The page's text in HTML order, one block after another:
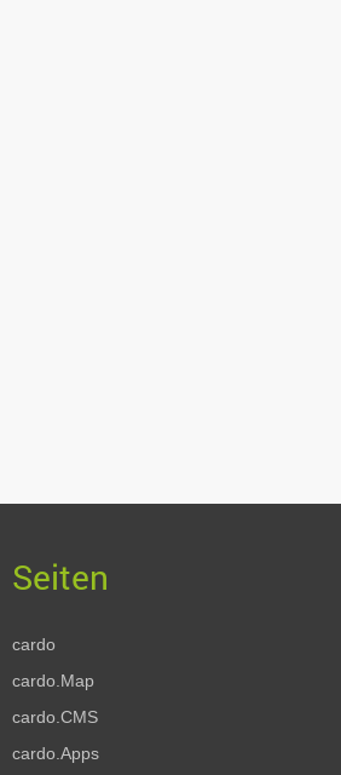
cardo
cardo.Map
cardo.CMS
cardo.Apps